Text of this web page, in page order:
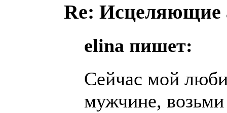
Re: Исцеляющие
elina пишет:
Сейчас мой
мужчине,